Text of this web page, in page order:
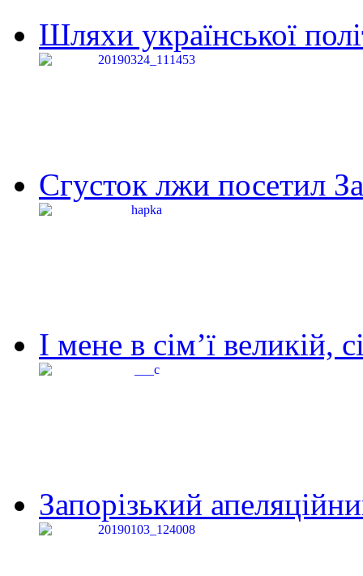
Шляхи української
Сгусток лжи посетил
І мене в сім’ї великій,
Запорізький